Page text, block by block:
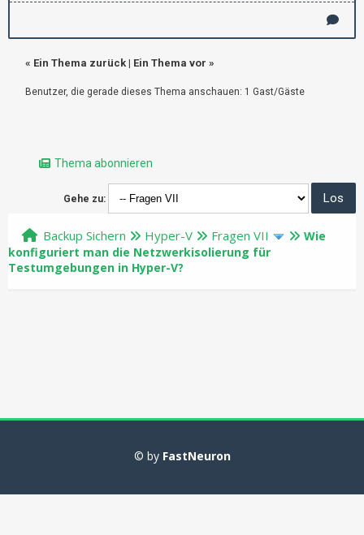
« Ein Thema zurück | Ein Thema vor »
Benutzer, die gerade dieses Thema anschauen: 1 Gast/Gäste
Thema abonnieren
Gehe zu:
Backup Sichern Hyper-V Fragen VII
Wie
konfiguriert man die Netzwerkisolierung für
Testumgebungen in Hyper-V?
© by FastNeuron